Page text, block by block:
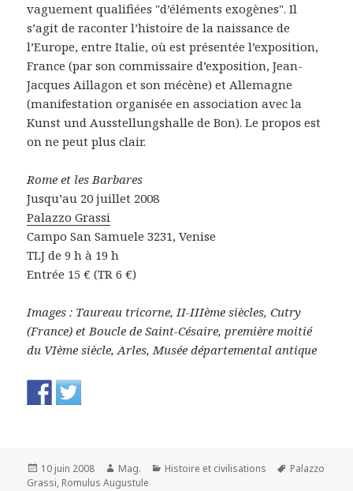
vaguement qualifiées "d’éléments exogènes". Il
s’agit de raconter l’histoire de la naissance de
l’Europe, entre Italie, où est présentée l’exposition,
France (par son commissaire d’exposition, Jean-
Jacques Aillagon et son mécène) et Allemagne
(manifestation organisée en association avec la
Kunst und Ausstellungshalle de Bon). Le propos est
on ne peut plus clair.
Rome et les Barbares
Jusqu’au 20 juillet 2008
Palazzo Grassi
Campo San Samuele 3231, Venise
TLJ de 9 h à 19 h
Entrée 15 € (TR 6 €)
Images : Taureau tricorne, II-IIIème siècles, Cutry
(France) et Boucle de Saint-Césaire, première moitié
du VIème siècle, Arles, Musée départemental antique
Publié
le
10 juin 2008 Auteur
Mag. Catégories
Histoire et civilisations
Mots-
Palazzo
Grassi, Romulus Augustule